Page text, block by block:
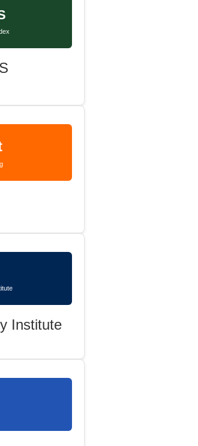
Institute